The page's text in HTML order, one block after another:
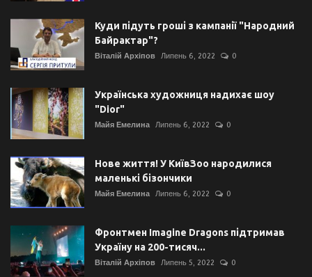
Куди підуть гроші з кампанії "Народний
Байрактар"?
Віталій Архіпов Липень 6, 2022 0
Українська художниця надихає шоу
"Dior"
Майя Емелина Липень 6, 2022 0
Нове життя! У КиївЗоо народилися
маленькі бізончики
Майя Емелина Липень 6, 2022 0
Фронтмен Imagine Dragons підтримав
Україну на 200-тисяч...
Віталій Архіпов Липень 5, 2022 0